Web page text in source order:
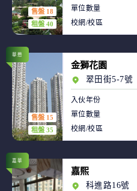
售盤 18
租盤 40
單位數量
校網/校區
售盤 15
租盤 35
華懋
金獅花園
翠田街5-7號
入伙年份
單位數量
校網/校區
嘉華
嘉熙
科進路16號